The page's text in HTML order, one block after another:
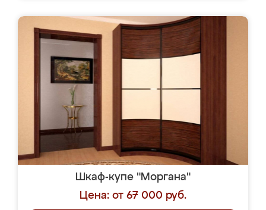
Шкаф-купе "Моргана"
Цена: от 67 000 руб.